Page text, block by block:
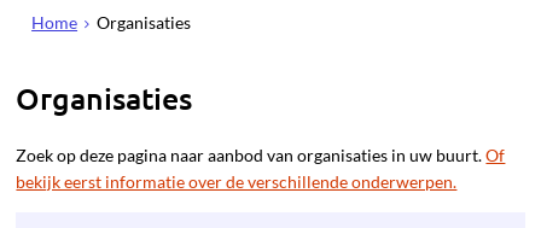
Home Organisaties
Organisaties
Zoek op deze pagina naar aanbod van organisaties in uw buurt.Of
bekijk eerst informatie over de verschillende onderwerpen.